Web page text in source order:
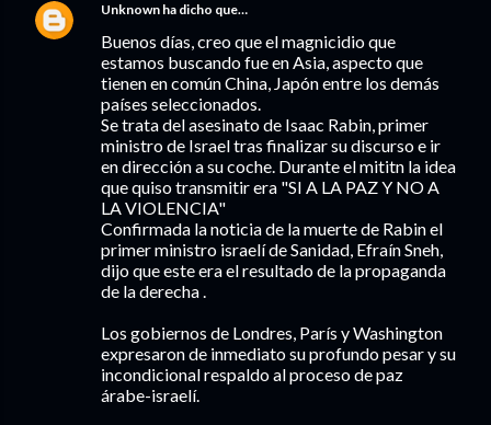
Unknown ha dicho que…
Buenos días, creo que el magnicidio que
estamos buscando fue en Asia, aspecto que
tienen en común China, Japón entre los demás
países seleccionados.
Se trata del asesinato de Isaac Rabin, primer
ministro de Israel tras finalizar su discurso e ir
en dirección a su coche. Durante el mititn la idea
que quiso transmitir era "SI A LA PAZ Y NO A
LA VIOLENCIA"
Confirmada la noticia de la muerte de Rabin el
primer ministro israelí de Sanidad, Efraín Sneh,
dijo que este era el resultado de la propaganda
de la derecha .
Los gobiernos de Londres, París y Washington
expresaron de inmediato su profundo pesar y su
incondicional respaldo al proceso de paz
árabe-israelí.